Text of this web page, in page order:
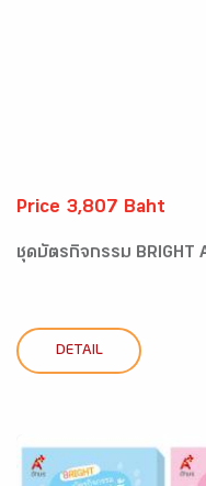
Price 3,807 Baht
ชุดบัตรกิจกรรม BRIGHT
DETAIL